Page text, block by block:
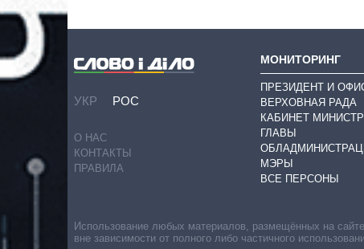
УКР РОС
О НАС
КОНТАКТЫ
ПРАВИЛА
МОНИТОРИНГ
ПРЕЗИДЕНТ И
ВЕРХОВНАЯ РАДА
КАБИНЕТ
ГЛАВЫ
МЭРЫ
ВСЕ ПЕРСОНЫ
Использование любых материалов, размещённых на
вне зависимости от полного либо частичного